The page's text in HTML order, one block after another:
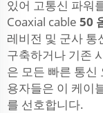
있어 고통신 파워
Coaxial cable 50
레비전 및 군사 통
구축하거나 기존
은 모든 빠른 통
용자들은 이 케이
를 선호합니다.